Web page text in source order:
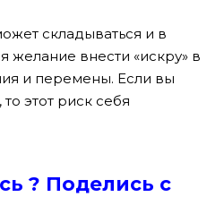
складываться и в
желание внести «искру» в
и перемены. Если вы
этот риск себя
? Поделись с